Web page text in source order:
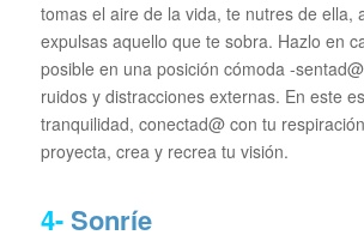
tomas el aire de la vida, te nutres de ella,
expulsas aquello que te sobra. Hazlo en
posible en una posición cómoda -
ruidos y distracciones externas. En este
tranquilidad, conectad@ con tu
proyecta, crea y recrea tu visión.
4-Sonríe